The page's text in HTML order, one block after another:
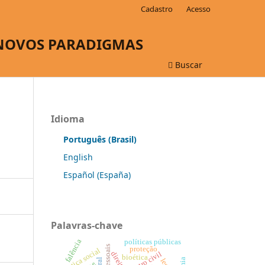
PARADIGMAS
Buscar
Cadastro Acesso
Idioma
Português (Brasil)
English
Español (España)
Palavras-chave
proteção
bioética
políticas públicas
falência